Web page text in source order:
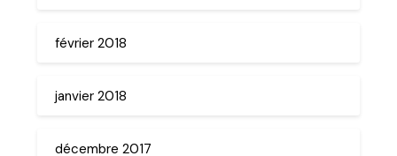
février 2018
janvier 2018
décembre 2017